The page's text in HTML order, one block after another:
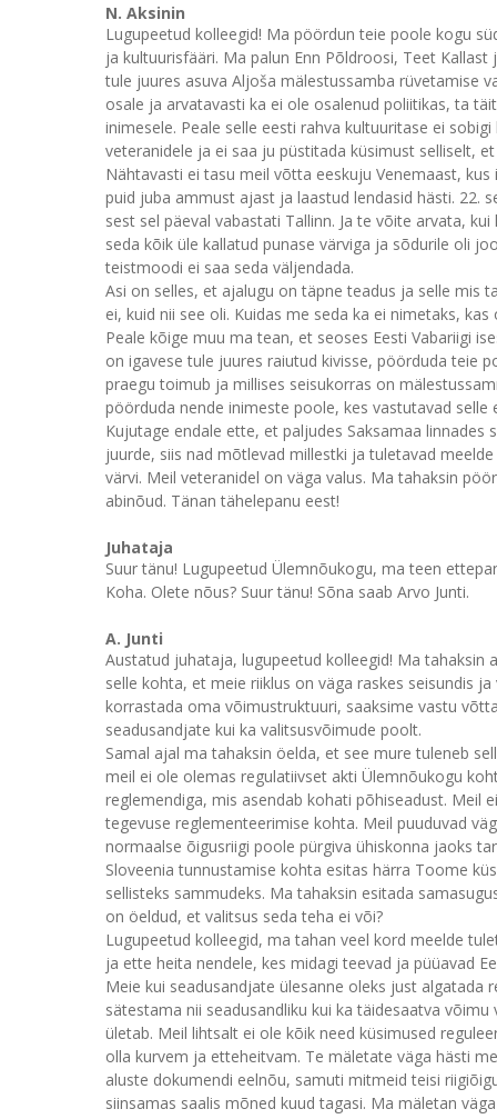
N. Aksinin
Lugupeetud kolleegid! Ma pöördun teie poole kogu
ja kultuurisfääri. Ma palun Enn Põldroosi, Teet
tule juures asuva Aljoša mälestussamba rüvetamise
osale ja arvatavasti ka ei ole osalenud poliitikas, ta
inimesele. Peale selle eesti rahva kultuuritase ei
veteranidele ja ei saa ju püstitada küsimust selliselt,
Nähtavasti ei tasu meil võtta eeskuju Venemaast,
puid juba ammust ajast ja laastud lendasid hästi. 22.
sest sel päeval vabastati Tallinn. Ja te võite arvata,
seda kõik üle kallatud punase värviga ja sõdurile oli
teistmoodi ei saa seda väljendada.
Asi on selles, et ajalugu on täpne teadus ja selle mis
ei, kuid nii see oli. Kuidas me seda ka ei nimetaks,
Peale kõige muu ma tean, et seoses Eesti Vabariigi
on igavese tule juures raiutud kivisse, pöörduda teie
praegu toimub ja millises seisukorras on
pöörduda nende inimeste poole, kes vastutavad
Kujutage endale ette, et paljudes Saksamaa
juurde, siis nad mõtlevad millestki ja tuletavad
värvi. Meil veteranidel on väga valus. Ma tahaksin
abinõud. Tänan tähelepanu eest!
Juhataja
Suur tänu! Lugupeetud Ülemnõukogu, ma teen
Koha. Olete nõus? Suur tänu! Sõna saab Arvo Junti.
A. Junti
Austatud juhataja, lugupeetud kolleegid! Ma
selle kohta, et meie riiklus on väga raskes seisundis
korrastada oma võimustruktuuri, saaksime vastu
seadusandjate kui ka valitsusvõimude poolt.
Samal ajal ma tahaksin öelda, et see mure tuleneb
meil ei ole olemas regulatiivset akti Ülemnõukogu
reglemendiga, mis asendab kohati põhiseadust. Meil
tegevuse reglementeerimise kohta. Meil puuduvad
normaalse õigusriigi poole pürgiva ühiskonna jaoks
Sloveenia tunnustamise kohta esitas härra Toome
sellisteks sammudeks. Ma tahaksin esitada
on öeldud, et valitsus seda teha ei või?
Lugupeetud kolleegid, ma tahan veel kord meelde
ja ette heita nendele, kes midagi teevad ja püüavad
Meie kui seadusandjate ülesanne oleks just
sätestama nii seadusandliku kui ka täidesaatva
ületab. Meil lihtsalt ei ole kõik need küsimused
olla kurvem ja etteheitvam. Te mäletate väga hästi
aluste dokumendi eelnõu, samuti mitmeid teisi
siinsamas saalis mõned kuud tagasi. Ma mäletan